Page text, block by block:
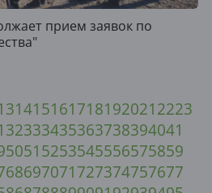
прием заявок по
14151617181920212223
32333435363738394041
50515253545556575859
68697071727374757677